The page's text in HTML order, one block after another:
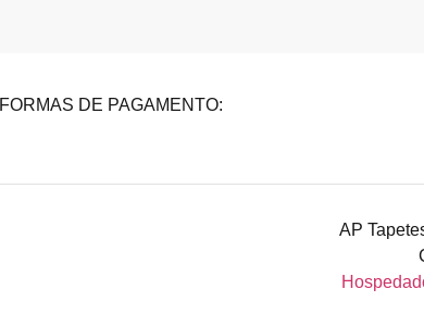
FORMAS DE PAGAMENTO:
AP